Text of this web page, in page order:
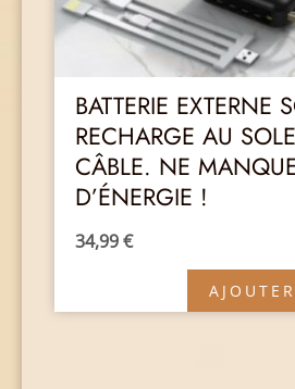
BATTERIE EXTERNE
RECHARGE AU
CÂBLE. NE
D’ÉNERGIE !
34,99€